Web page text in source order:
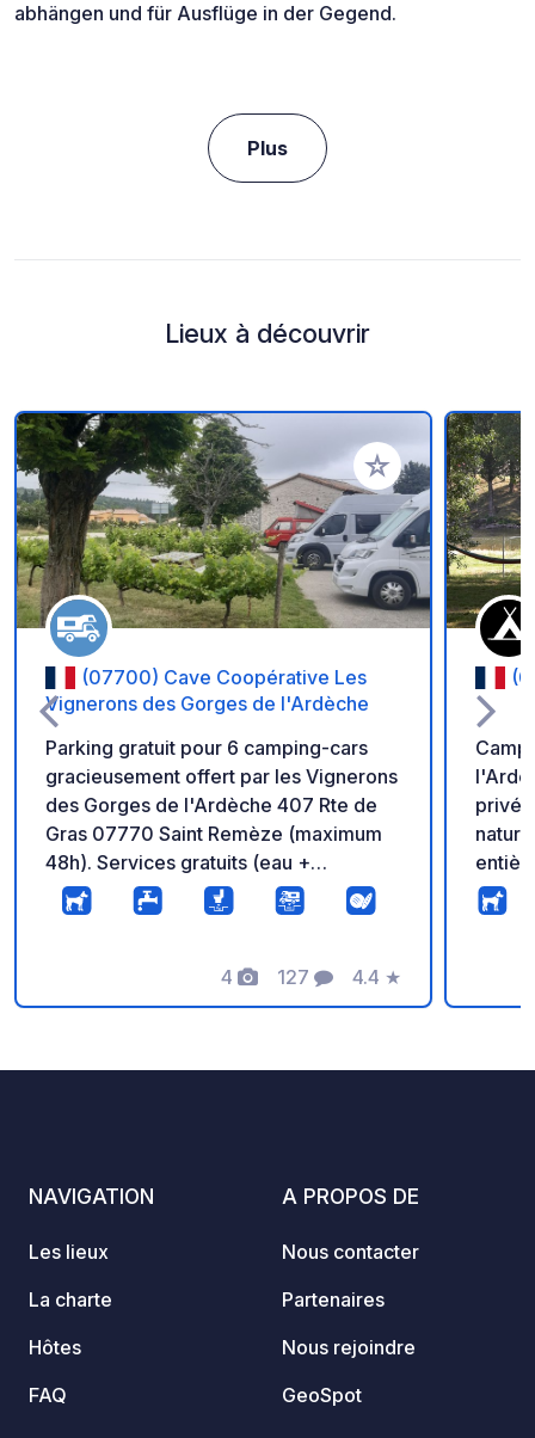
abhängen und für Ausflüge in der Gegend.
Plus
Lieux à découvrir
Ajouter à vos
(07700) Cave Coopérative Les
Vignerons des Gorges de l'Ardèche
Parking gratuit pour 6 camping-cars
gracieusement offert par les Vignerons
des Gorges de l'Ardèche 407 Rte de
Gras 07770 Saint Remèze (maximum
48h). Services gratuits (eau +
vidanges). Eau disponible du 15/3 au
15/11.
4
Photos
127
Commentaires
4.4
Note
★
bar/
NAVIGATION
Les lieux
La charte
Hôtes
FAQ
A PROPOS DE
Nous contacter
Partenaires
Nous rejoindre
GeoSpot